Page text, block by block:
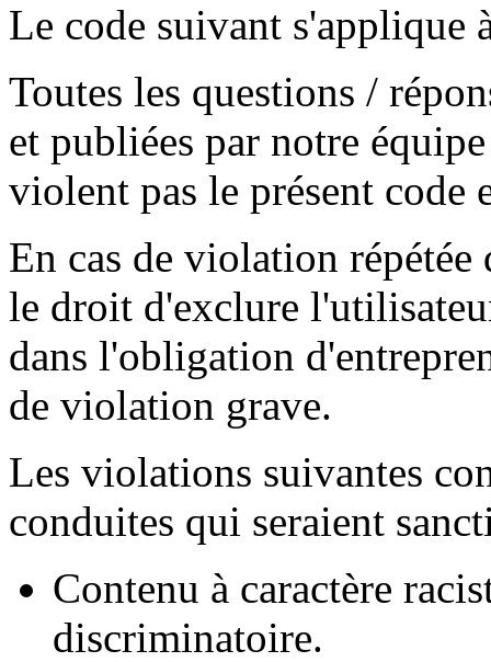
Le code suivant s'applique
Toutes les questions /
et publiées par notre
violent pas le présent code
En cas de violation répétée
le droit d'exclure
dans l'obligation
de violation grave.
Les violations suivantes
conduites qui seraient
Contenu à caractère
discriminatoire.